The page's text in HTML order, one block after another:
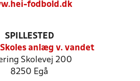
fodbold.dk
SPILLESTED
anlæg v. vandet
Skolevej 200
8250 Egå